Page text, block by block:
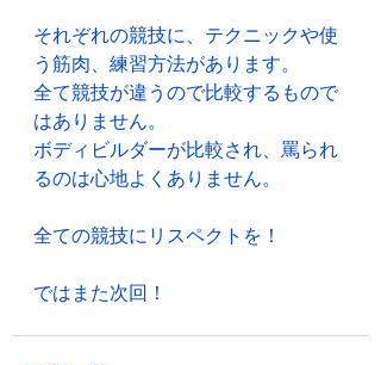
それぞれの競技に、テクニックや使
う筋肉、練習方法があります。
全て競技が違うので比較するもので
はありません。
ボディビルダーが比較され、罵られ
るのは心地よくありません。
全ての競技にリスペクトを！
ではまた次回！